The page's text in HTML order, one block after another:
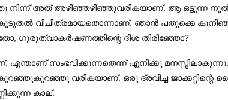
നിന്ന് അത് അഴിഞ്ഞഴിഞ്ഞുവരികയാണ്‌. ആ ഒട്ടുന്ന
കൂടുതൽ വിചിത്രമായതൊന്നാണ്‌. ഞാൻ പതുക്കെ
ഗുരുത്വാകർഷണത്തിന്റെ ദിശ തിരിഞ്ഞോ?
സംഭവിക്കുന്നതെന്ന് എനിക്കു
കുറഞ്ഞുകുറഞ്ഞു വരികയാണ്‌. ഒരു ദ്രവിച്ച
കാല്‌.